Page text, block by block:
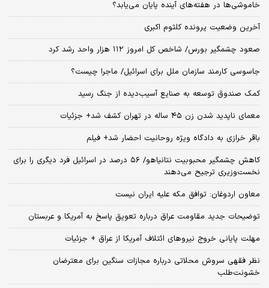
خاموشی‌ها در هفته‌های آینده پایان می‌یابد؟
آخرین وضعیت پرونده کلثوم اکبری
صعود چشمگیر بورس/ شاخص کل امروز ۱۱۲ هزار واحد رشد کرد
جاسوسی کارمند سازمان ملل برای اسرائیل/ ماجرا چیست؟
کمک صندوق توسعه به صنایع آسیب‌دیده از جنگ رسید
معمای ناپدید شدن زن ۴۵ ساله در تهران کشف شد+ جزئیات
باقر خرازی به دادگاه ویژه روحانیت احضار شد+ فیلم
کاهش چشمگیر محبوبیت نتانیاهو/ ۵۶ درصد در اسرائیل فرد دیگری را برای
نخست‌وزیری ترجیح می‌دهند
معاون اردوغان: توافق مکه علیه ایران نیست
توضیحات جدید مقاومت عراق درباره تعویق پاسخ به آمریکا و عربستان
مهلت پایانی خروج نیروهای ائتلاف آمریکا از عراق + جزئیات
نظر فقهی سروش محلاتی درباره مجازات سنگین برای معترضان
خشونت‌طلب